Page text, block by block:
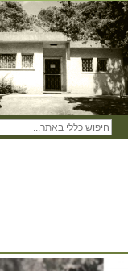
חיפוש
כללי
באתר